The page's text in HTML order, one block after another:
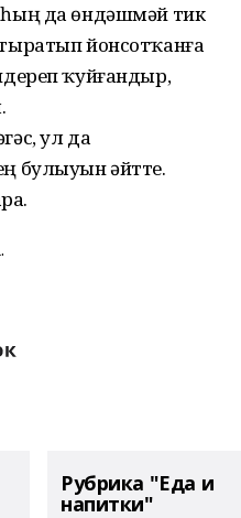
да өндәшмәй тик
йонсотҡан­ға
ҡуйғандыр,
ул да
булыуын әйтте.
Рубрика "Еда и
напитки"